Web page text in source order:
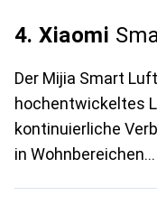
4. Xiaomi
Der Mijia Smart
hochentwickeltes
kontinuierliche
in Wohnbereichen